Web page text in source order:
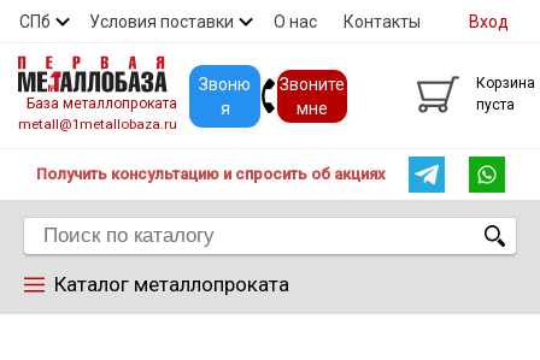
СПб Условия поставки О нас Контакты
Скидки Прайс Покупателям
Вход
База металлопроката
metall@1metallobaza.ru
Звоню
я
Звоните
мне
Корзина
пуста
Получить консультацию и спросить об акциях
Каталог металлопроката